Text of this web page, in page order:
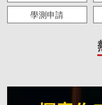
學測申請